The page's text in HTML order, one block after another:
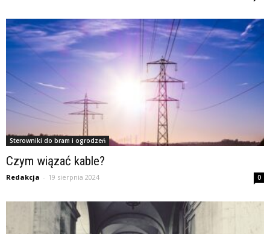
Sterowniki do bram i ogrodzeń
Czym wiązać kable?
Redakcja - 19 sierpnia 2024 0